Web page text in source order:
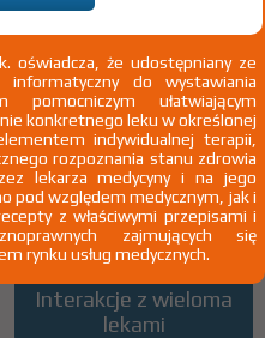
ATC
Interakcje z wieloma
lekami
oświadcza, że udostępniany ze
do wystawiania
ułatwiającym
konkretnego leku w określonej
indywidualnej terapii,
rozpoznania stanu zdrowia
lekarza medycyny i na jego
pod względem medycznym, jak i
z właściwymi przepisami i
zajmujących się
rynku usług medycznych.